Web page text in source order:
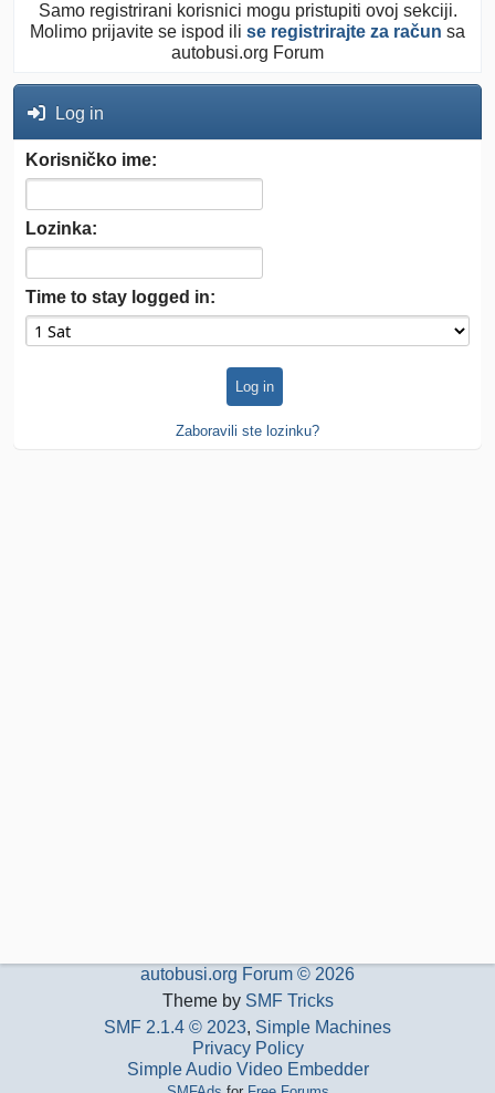
Samo registrirani korisnici mogu pristupiti ovoj sekciji.
Molimo prijavite se ispod ili se registrirajte za račun sa
autobusi.org Forum
Log in
Korisničko ime:
Lozinka:
Time to stay logged in:
Zaboravili ste lozinku?
autobusi.org Forum © 2026
Theme by SMF Tricks
SMF 2.1.4 © 2023, Simple Machines
Privacy Policy
Simple Audio Video Embedder